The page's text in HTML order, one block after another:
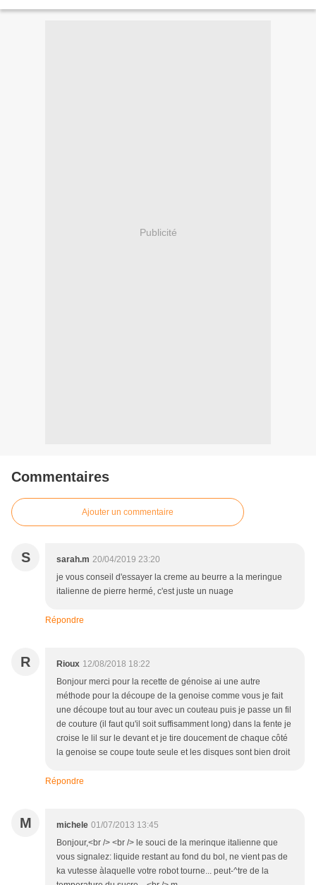
Publicité
Commentaires
Ajouter un commentaire
S sarah.m 20/04/2019 23:20
je vous conseil d'essayer la creme au beurre a la meringue
italienne de pierre hermé, c'est juste un nuage
Répondre
R Rioux 12/08/2018 18:22
Bonjour merci pour la recette de génoise ai une autre
méthode pour la découpe de la genoise comme vous je fait
une découpe tout au tour avec un couteau puis je passe un fil
de couture (il faut qu'il soit suffisamment long) dans la fente je
croise le lil sur le devant et je tire doucement de chaque côté
la genoise se coupe toute seule et les disques sont bien droit
Répondre
M michele 01/07/2013 13:45
Bonjour,<br /> <br /> le souci de la merinque italienne que
vous signalez: liquide restant au fond du bol, ne vient pas de
ka vutesse àlaquelle votre robot tourne... peut-^tre de la